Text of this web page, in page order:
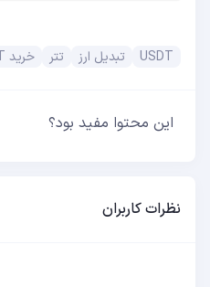
USDT تبدیل ارز تتر خرید USDT
این محتوا مفید بود؟
نظرات کاربران